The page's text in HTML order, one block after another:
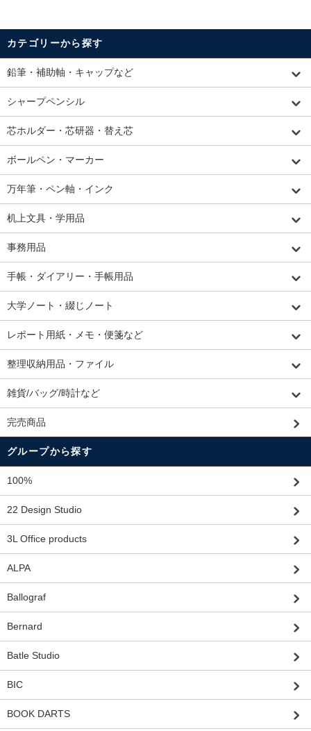
カテゴリーから探す
鉛筆・補助軸・キャップなど
シャープペンシル
芯ホルダー・芯研器・替え芯
ボールペン・マーカー
万年筆・ペン軸・インク
机上文具・学用品
事務用品
手帳・ダイアリー・手帳用品
大学ノート・綴じノート
レポート用紙・メモ・便箋など
整理収納用品・ファイル
雑貨/バッグ/時計など
完売商品
グループから探す
100%
22 Design Studio
3L Office products
ALPA
Ballograf
Bernard
Batle Studio
BIC
BOOK DARTS